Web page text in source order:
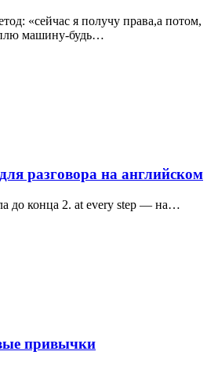
«сейчас я получу права,а потом,
машину-будь…
разговора на английском
до конца 2. at every step — на…
привычки